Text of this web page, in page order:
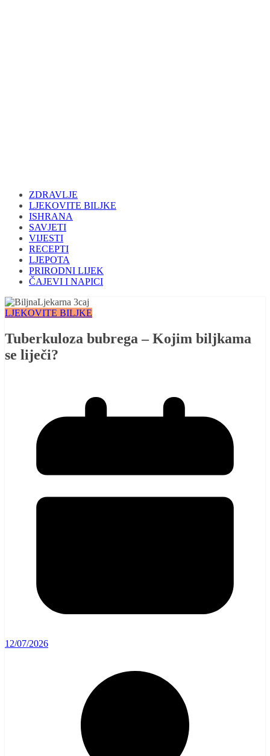
ZDRAVLJE
LJEKOVITE BILJKE
ISHRANA
SAVJETI
VIJESTI
RECEPTI
LJEPOTA
PRIRODNI LIJEK
ČAJEVI I NAPICI
LJEKOVITE BILJKE
Tuberkuloza bubrega – Kojim biljkama
se liječi?
12/07/2026